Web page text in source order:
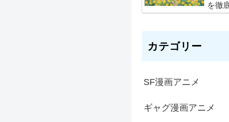
を徹
カテゴリー
SF漫画アニメ
ギャグ漫画アニメ